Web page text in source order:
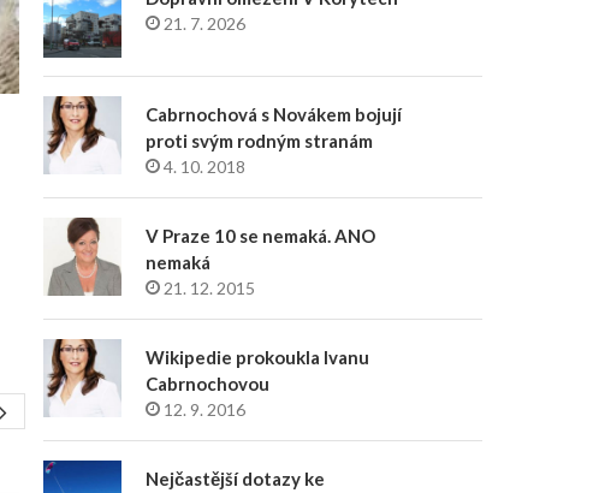
21. 7. 2026
Cabrnochová s Novákem bojují
proti svým rodným stranám
4. 10. 2018
V Praze 10 se nemaká. ANO
nemaká
21. 12. 2015
Wikipedie prokoukla Ivanu
Cabrnochovou
12. 9. 2016
Nejčastější dotazy ke